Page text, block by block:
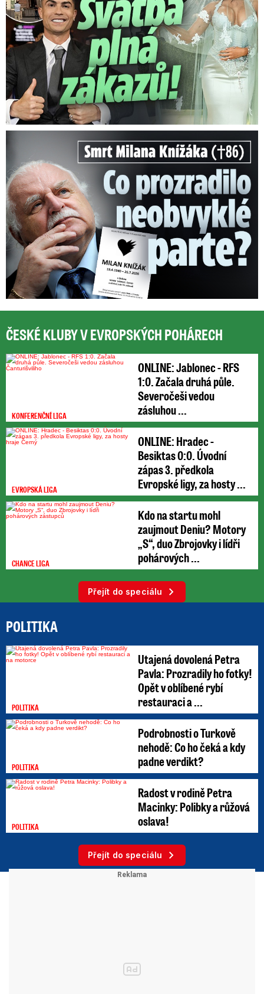
Smrt Milana Knížáka (†86): Co prozradilo neobvyklé parte?
ČESKÉ KLUBY V EVROPSKÝCH POHÁRECH
KONFERENČNÍ LIGA
ONLINE: Jablonec - RFS
1:0. Začala druhá půle.
Severočeši vedou
zásluhou ...
EVROPSKÁ LIGA
ONLINE: Hradec -
Besiktas 0:0. Úvodní
zápas 3. předkola
Evropské ligy, za hosty ...
CHANCE LIGA
Kdo na startu mohl
zaujmout Deniu? Motory
„S“, duo Zbrojovky i lídři
pohárových ...
Přejít do speciálu
POLITIKA
POLITIKA
Utajená dovolená Petra
Pavla: Prozradily ho fotky!
Opět v oblíbené rybí
restauraci a ...
POLITIKA
Podrobnosti o Turkově
nehodě: Co ho čeká a kdy
padne verdikt?
POLITIKA
Radost v rodině Petra
Macinky: Polibky a růžová
oslava!
Přejít do speciálu